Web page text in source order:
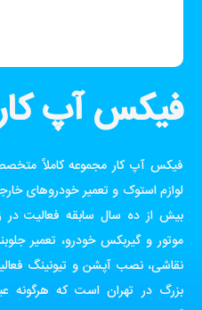
فیکس آپ
فیکس آپ کار مجموعه کاملاً
لوازم استوک و تعمیر خودروهای
بیش از ده سال سابقه فعالیت
موتور و گیربکس خودرو، تعمیر
نقاشی، نصب آپشن و تیونینگ
بزرگ در تهران است که هرگونه